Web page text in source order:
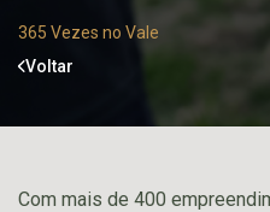
365 Vezes no Vale
Voltar
Com mais de 400